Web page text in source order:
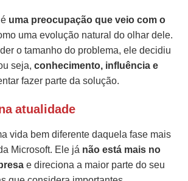
uma preocupação que veio com o
uma evolução natural do olhar dele.
o tamanho do problema, ele decidiu
seja, conhecimento, influência e
fazer parte da solução.
atualidade
vida bem diferente daquela fase mais
Microsoft. Ele já não está mais no
e direciona a maior parte do seu